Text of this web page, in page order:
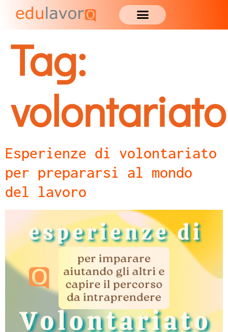
Tag:
volontariato
Esperienze di volontariato
per prepararsi al mondo
del lavoro